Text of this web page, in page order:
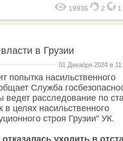
19936 2 1
в Грузии
01 Декабря 2024 в
попытка насильственного
Служба
ведет расследование по
целях насильственного
строя Грузии" УК.
уходить в